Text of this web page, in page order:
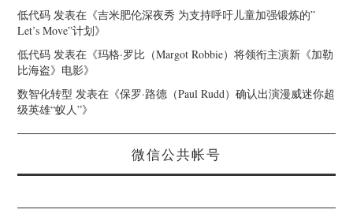
低代码 发表在《吉米肥伦深夜秀 为支持呼吁儿童加强锻炼的”
Let’s Move”计划》
低代码 发表在《玛格·罗比（Margot Robbie）将领衔主演新《加勒
比海盗》电影》
数智化转型 发表在《保罗·路德（Paul Rudd）确认出演漫威迷你超
级英雄“蚁人”》
微信公共帐号